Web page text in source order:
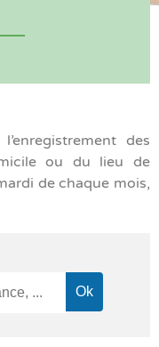
des
ou du lieu de
de chaque mois,